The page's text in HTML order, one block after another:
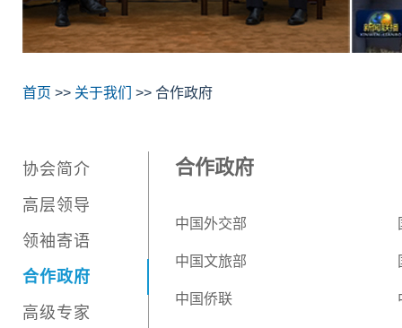
首页 >> 关于我们 >> 合作政府
协会简介
高层领导
领袖寄语
合作政府
高级专家
合作政府
中国外交部
中国文旅部
中国侨联